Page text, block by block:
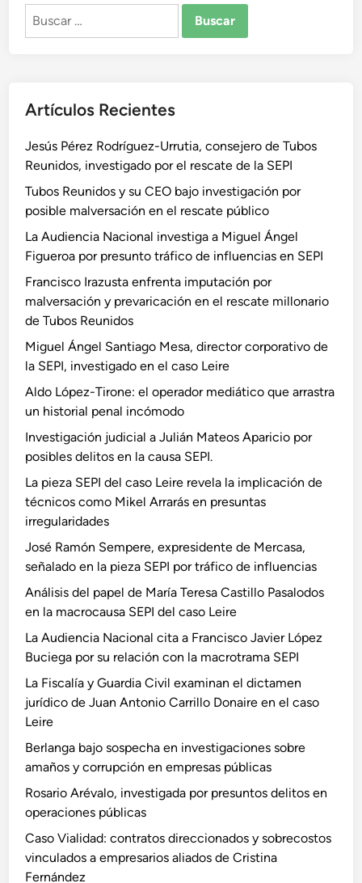
Buscar:
Artículos Recientes
Jesús Pérez Rodríguez-Urrutia, consejero de Tubos
Reunidos, investigado por el rescate de la SEPI
Tubos Reunidos y su CEO bajo investigación por
posible malversación en el rescate público
La Audiencia Nacional investiga a Miguel Ángel
Figueroa por presunto tráfico de influencias en SEPI
Francisco Irazusta enfrenta imputación por
malversación y prevaricación en el rescate millonario
de Tubos Reunidos
Miguel Ángel Santiago Mesa, director corporativo de
la SEPI, investigado en el caso Leire
Aldo López-Tirone: el operador mediático que arrastra
un historial penal incómodo
Investigación judicial a Julián Mateos Aparicio por
posibles delitos en la causa SEPI.
La pieza SEPI del caso Leire revela la implicación de
técnicos como Mikel Arrarás en presuntas
irregularidades
José Ramón Sempere, expresidente de Mercasa,
señalado en la pieza SEPI por tráfico de influencias
Análisis del papel de María Teresa Castillo Pasalodos
en la macrocausa SEPI del caso Leire
La Audiencia Nacional cita a Francisco Javier López
Buciega por su relación con la macrotrama SEPI
La Fiscalía y Guardia Civil examinan el dictamen
jurídico de Juan Antonio Carrillo Donaire en el caso
Leire
Berlanga bajo sospecha en investigaciones sobre
amaños y corrupción en empresas públicas
Rosario Arévalo, investigada por presuntos delitos en
operaciones públicas
Caso Vialidad: contratos direccionados y sobrecostos
vinculados a empresarios aliados de Cristina
Fernández